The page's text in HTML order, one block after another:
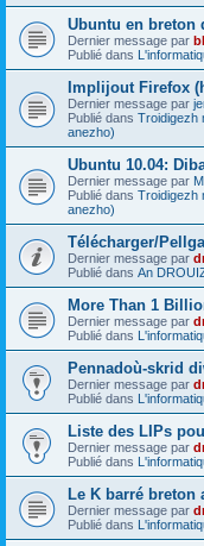
Ubuntu en breton
Dernier message par
Publié dans
Implijout Firefox
Dernier message par
Publié dans Troidigezh
anezho)
Ubuntu 10.04:
Dernier message par
Publié dans Troidigezh
anezho)
Télécharger/
Dernier message par
Publié dans An
More Than 1
Dernier message par
Publié dans
Pennadoù-skrid
Dernier message par
Publié dans
Liste des LIPs
Dernier message par
Publié dans
Le K barré breton
Dernier message par
Publié dans